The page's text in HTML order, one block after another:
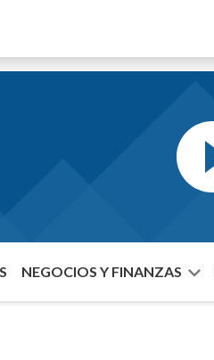
NEGOCIOS Y FINANZAS